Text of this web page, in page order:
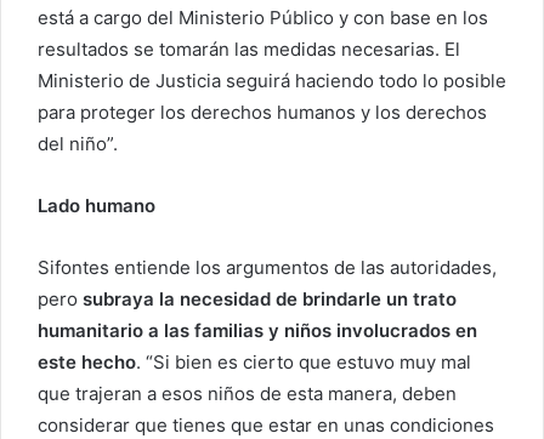
está a cargo del Ministerio Público y con base en los
resultados se tomarán las medidas necesarias. El
Ministerio de Justicia seguirá haciendo todo lo posible
para proteger los derechos humanos y los derechos
del niño”.
Lado humano
Sifontes entiende los argumentos de las autoridades,
pero subraya la necesidad de brindarle un trato
humanitario a las familias y niños involucrados en
este hecho. “Si bien es cierto que estuvo muy mal
que trajeran a esos niños de esta manera, deben
considerar que tienes que estar en unas condiciones